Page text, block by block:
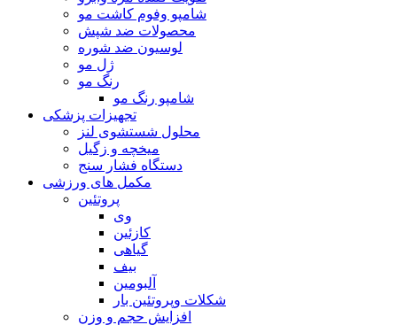
شامپو وفوم کاشت مو
محصولات ضد شپش
لوسیون ضد شوره
ژل مو
رنگ مو
شامپو رنگ مو
تجهیزات پزشکی
محلول شستشوی لنز
میخچه و زگیل
دستگاه فشار سنج
مکمل های ورزشی
پروتئین
وی
کازئین
گیاهی
بیف
آلبومین
شکلات وپروتئین بار
افزایش حجم و وزن